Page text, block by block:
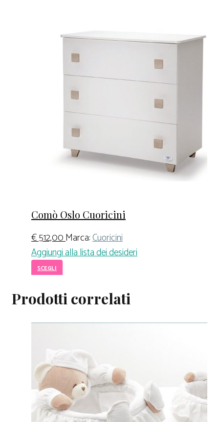
Comò Oslo Cuoricini
€512,00Marca:Cuoricini
Aggiungi alla lista dei desideri
SCEGLI
Prodotti correlati